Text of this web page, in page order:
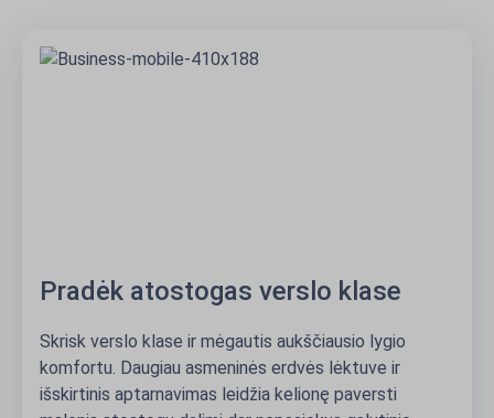
Pradėk atostogas verslo klase
Skrisk verslo klase ir mėgautis aukščiausio lygio
komfortu. Daugiau asmeninės erdvės lėktuve ir
išskirtinis aptarnavimas leidžia kelionę paversti